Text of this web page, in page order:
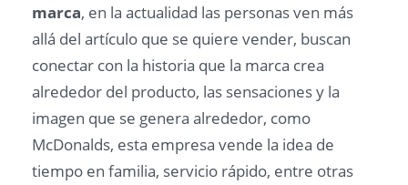
marca, en la actualidad las personas ven más
allá del artículo que se quiere vender, buscan
conectar con la historia que la marca crea
alrededor del producto, las sensaciones y la
imagen que se genera alrededor, como
McDonalds, esta empresa vende la idea de
tiempo en familia, servicio rápido, entre otras